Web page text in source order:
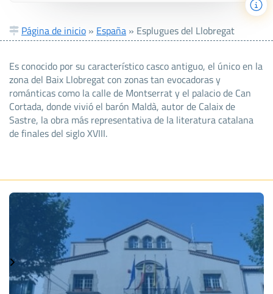
Página de inicio » España » Esplugues del Llobregat
Es conocido por su característico casco antiguo, el único en la
zona del Baix Llobregat con zonas tan evocadoras y
románticas como la calle de Montserrat y el palacio de Can
Cortada, donde vivió el barón Maldà, autor de Calaix de
Sastre, la obra más representativa de la literatura catalana
de finales del siglo XVIII.